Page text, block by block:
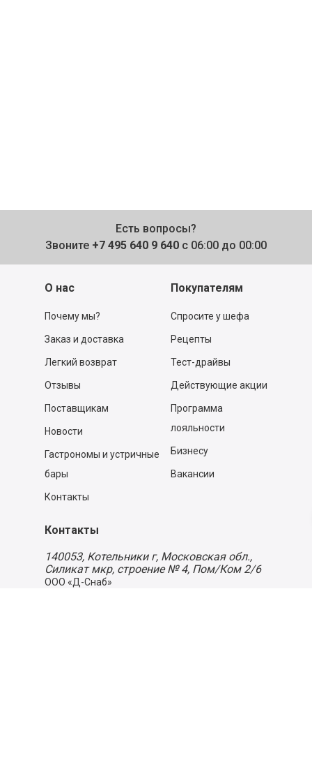
Есть вопросы?
Звоните +7 495 640 9 640 с 06:00 до 00:00
О нас
Почему мы?
Заказ и доставка
Легкий возврат
Отзывы
Поставщикам
Новости
Гастрономы и устричные
бары
Контакты
Покупателям
Спросите у шефа
Рецепты
Тест-драйвы
Действующие акции
Программа
лояльности
Бизнесу
Вакансии
Контакты
140053, Котельники г, Московская обл.,
Силикат мкр, строение № 4, Пом/Ком 2/6
ООО «Д-Снаб»